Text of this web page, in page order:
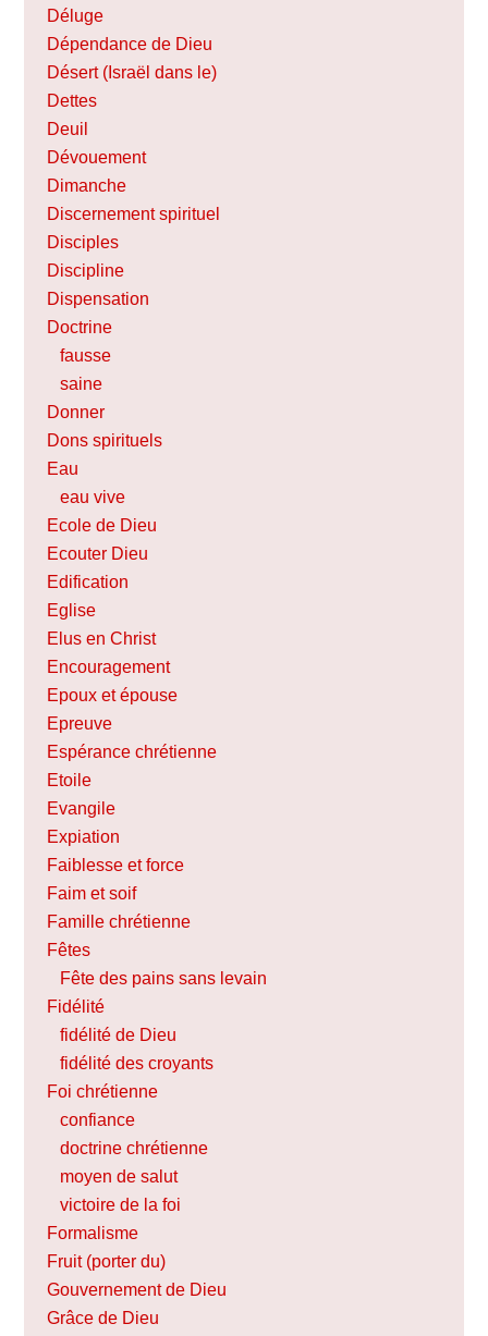
Déluge
Dépendance de Dieu
Désert (Israël dans le)
Dettes
Deuil
Dévouement
Dimanche
Discernement spirituel
Disciples
Discipline
Dispensation
Doctrine
fausse
saine
Donner
Dons spirituels
Eau
eau vive
Ecole de Dieu
Ecouter Dieu
Edification
Eglise
Elus en Christ
Encouragement
Epoux et épouse
Epreuve
Espérance chrétienne
Etoile
Evangile
Expiation
Faiblesse et force
Faim et soif
Famille chrétienne
Fêtes
Fête des pains sans levain
Fidélité
fidélité de Dieu
fidélité des croyants
Foi chrétienne
confiance
doctrine chrétienne
moyen de salut
victoire de la foi
Formalisme
Fruit (porter du)
Gouvernement de Dieu
Grâce de Dieu